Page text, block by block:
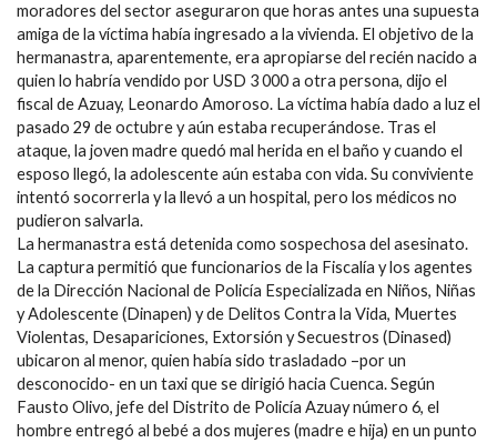
moradores del sector aseguraron que horas antes una supuesta
amiga de la víctima había ingresado a la vivienda. El objetivo de la
hermanastra, aparentemente, era apropiarse del recién nacido a
quien lo habría vendido por USD 3 000 a otra persona, dijo el
fiscal de Azuay, Leonardo Amoroso. La víctima había dado a luz el
pasado 29 de octubre y aún estaba recuperándose. Tras el
ataque, la joven madre quedó mal herida en el baño y cuando el
esposo llegó, la adolescente aún estaba con vida. Su conviviente
intentó socorrerla y la llevó a un hospital, pero los médicos no
pudieron salvarla.
La hermanastra está detenida como sospechosa del asesinato.
La captura permitió que funcionarios de la Fiscalía y los agentes
de la Dirección Nacional de Policía Especializada en Niños, Niñas
y Adolescente (Dinapen) y de Delitos Contra la Vida, Muertes
Violentas, Desapariciones, Extorsión y Secuestros (Dinased)
ubicaron al menor, quien había sido trasladado –por un
desconocido- en un taxi que se dirigió hacia Cuenca. Según
Fausto Olivo, jefe del Distrito de Policía Azuay número 6, el
hombre entregó al bebé a dos mujeres (madre e hija) en un punto